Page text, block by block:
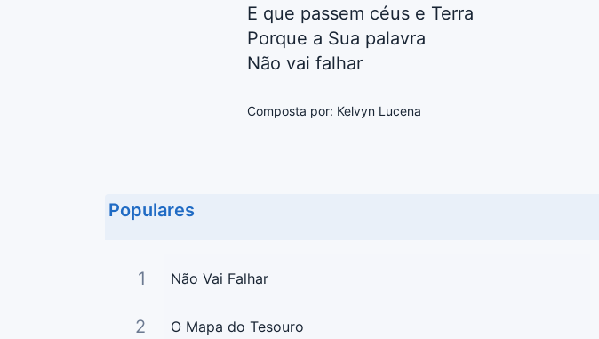
E que passem céus e Terra
Porque a Sua palavra
Não vai falhar
Composta por: Kelvyn Lucena
Populares
1 Não Vai Falhar
2 O Mapa do Tesouro